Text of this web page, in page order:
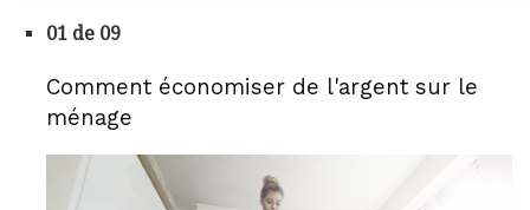
01 de 09
Comment économiser de l'argent sur le
ménage